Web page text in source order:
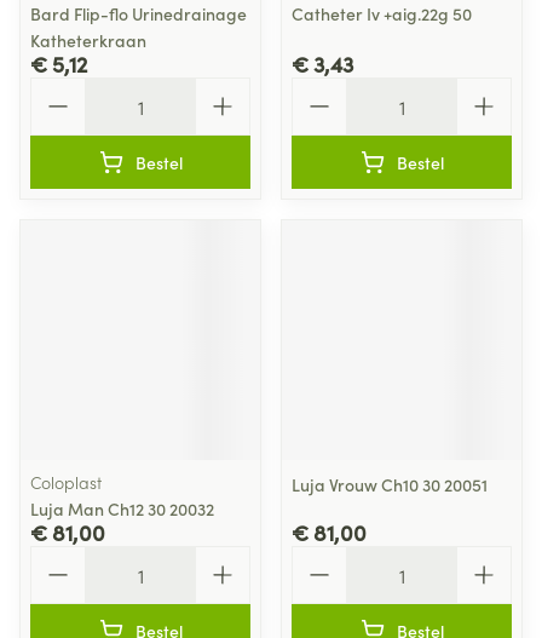
Bard Flip-flo Urinedrainage
Katheterkraan
€ 5,12
Bestel
Catheter Iv +aig.22g 50
€ 3,43
Bestel
Coloplast
Luja Man Ch12 30 20032
€ 81,00
Bestel
Luja Vrouw Ch10 30 20051
€ 81,00
Bestel